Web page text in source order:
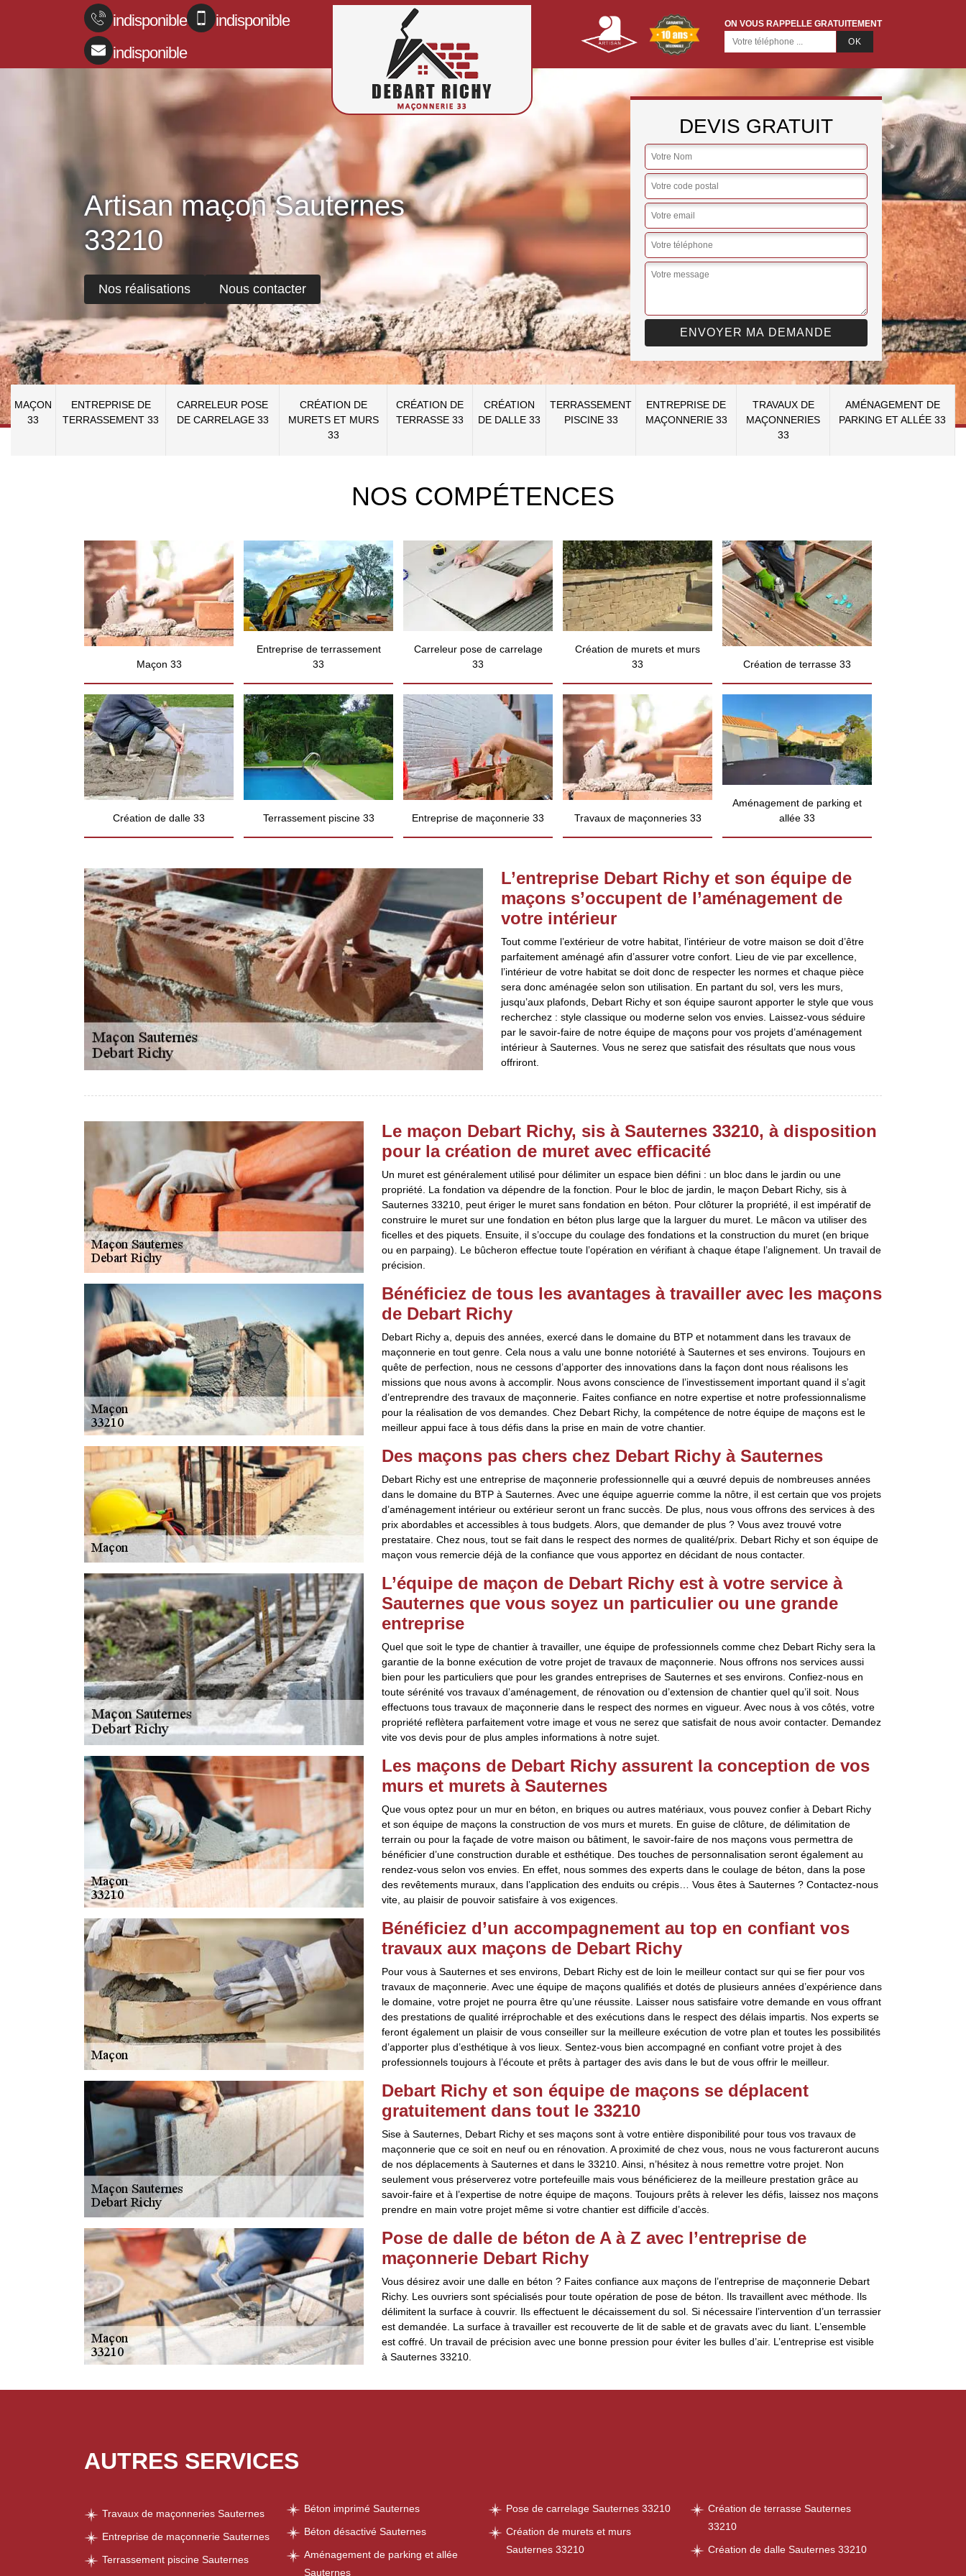
indisponible
indisponible
indisponible
ON VOUS RAPPELLE GRATUITEMENT
Artisan maçon Sauternes
33210
Nos réalisations Nous contacter
DEVIS GRATUIT
MAÇON
33
ENTREPRISE DE
TERRASSEMENT 33
CARRELEUR POSE
DE CARRELAGE 33
CRÉATION DE
MURETS ET MURS
33
CRÉATION DE
TERRASSE 33
CRÉATION
DE DALLE 33
TERRASSEMENT
PISCINE 33
ENTREPRISE DE
MAÇONNERIE 33
TRAVAUX DE
MAÇONNERIES
33
AMÉNAGEMENT DE
PARKING ET ALLÉE 33
NOS COMPÉTENCES
Maçon 33
Entreprise de terrassement
33
Carreleur pose de carrelage
33
Création de murets et murs
33
Création de terrasse 33
Création de dalle 33 Terrassement piscine 33 Entreprise de maçonnerie 33 Travaux de maçonneries 33
Aménagement de parking et
allée 33
L’entreprise Debart Richy et son équipe de
maçons s’occupent de l’aménagement de
votre intérieur
Tout comme l’extérieur de votre habitat, l’intérieur de votre maison se doit d’être
parfaitement aménagé afin d’assurer votre confort. Lieu de vie par excellence,
l’intérieur de votre habitat se doit donc de respecter les normes et chaque pièce
sera donc aménagée selon son utilisation. En partant du sol, vers les murs,
jusqu’aux plafonds, Debart Richy et son équipe sauront apporter le style que vous
recherchez : style classique ou moderne selon vos envies. Laissez-vous séduire
par le savoir-faire de notre équipe de maçons pour vos projets d’aménagement
intérieur à Sauternes. Vous ne serez que satisfait des résultats que nous vous
offriront.
Le maçon Debart Richy, sis à Sauternes 33210, à disposition
pour la création de muret avec efficacité
Un muret est généralement utilisé pour délimiter un espace bien défini : un bloc dans le jardin ou une
propriété. La fondation va dépendre de la fonction. Pour le bloc de jardin, le maçon Debart Richy, sis à
Sauternes 33210, peut ériger le muret sans fondation en béton. Pour clôturer la propriété, il est impératif de
construire le muret sur une fondation en béton plus large que la larguer du muret. Le mâcon va utiliser des
ficelles et des piquets. Ensuite, il s’occupe du coulage des fondations et la construction du muret (en brique
ou en parpaing). Le bûcheron effectue toute l’opération en vérifiant à chaque étape l’alignement. Un travail de
précision.
Bénéficiez de tous les avantages à travailler avec les maçons
de Debart Richy
Debart Richy a, depuis des années, exercé dans le domaine du BTP et notamment dans les travaux de
maçonnerie en tout genre. Cela nous a valu une bonne notoriété à Sauternes et ses environs. Toujours en
quête de perfection, nous ne cessons d’apporter des innovations dans la façon dont nous réalisons les
missions que nous avons à accomplir. Nous avons conscience de l’investissement important quand il s’agit
d’entreprendre des travaux de maçonnerie. Faites confiance en notre expertise et notre professionnalisme
pour la réalisation de vos demandes. Chez Debart Richy, la compétence de notre équipe de maçons est le
meilleur appui face à tous défis dans la prise en main de votre chantier.
Des maçons pas chers chez Debart Richy à Sauternes
Debart Richy est une entreprise de maçonnerie professionnelle qui a œuvré depuis de nombreuses années
dans le domaine du BTP à Sauternes. Avec une équipe aguerrie comme la nôtre, il est certain que vos projets
d’aménagement intérieur ou extérieur seront un franc succès. De plus, nous vous offrons des services à des
prix abordables et accessibles à tous budgets. Alors, que demander de plus ? Vous avez trouvé votre
prestataire. Chez nous, tout se fait dans le respect des normes de qualité/prix. Debart Richy et son équipe de
maçon vous remercie déjà de la confiance que vous apportez en décidant de nous contacter.
L’équipe de maçon de Debart Richy est à votre service à
Sauternes que vous soyez un particulier ou une grande
entreprise
Quel que soit le type de chantier à travailler, une équipe de professionnels comme chez Debart Richy sera la
garantie de la bonne exécution de votre projet de travaux de maçonnerie. Nous offrons nos services aussi
bien pour les particuliers que pour les grandes entreprises de Sauternes et ses environs. Confiez-nous en
toute sérénité vos travaux d’aménagement, de rénovation ou d’extension de chantier quel qu’il soit. Nous
effectuons tous travaux de maçonnerie dans le respect des normes en vigueur. Avec nous à vos côtés, votre
propriété reflètera parfaitement votre image et vous ne serez que satisfait de nous avoir contacter. Demandez
vite vos devis pour de plus amples informations à notre sujet.
Les maçons de Debart Richy assurent la conception de vos
murs et murets à Sauternes
Que vous optez pour un mur en béton, en briques ou autres matériaux, vous pouvez confier à Debart Richy
et son équipe de maçons la construction de vos murs et murets. En guise de clôture, de délimitation de
terrain ou pour la façade de votre maison ou bâtiment, le savoir-faire de nos maçons vous permettra de
bénéficier d’une construction durable et esthétique. Des touches de personnalisation seront également au
rendez-vous selon vos envies. En effet, nous sommes des experts dans le coulage de béton, dans la pose
des revêtements muraux, dans l’application des enduits ou crépis… Vous êtes à Sauternes ? Contactez-nous
vite, au plaisir de pouvoir satisfaire à vos exigences.
Bénéficiez d’un accompagnement au top en confiant vos
travaux aux maçons de Debart Richy
Pour vous à Sauternes et ses environs, Debart Richy est de loin le meilleur contact sur qui se fier pour vos
travaux de maçonnerie. Avec une équipe de maçons qualifiés et dotés de plusieurs années d’expérience dans
le domaine, votre projet ne pourra être qu’une réussite. Laisser nous satisfaire votre demande en vous offrant
des prestations de qualité irréprochable et des exécutions dans le respect des délais impartis. Nos experts se
feront également un plaisir de vous conseiller sur la meilleure exécution de votre plan et toutes les possibilités
d’apporter plus d’esthétique à vos lieux. Sentez-vous bien accompagné en confiant votre projet à des
professionnels toujours à l’écoute et prêts à partager des avis dans le but de vous offrir le meilleur.
Debart Richy et son équipe de maçons se déplacent
gratuitement dans tout le 33210
Sise à Sauternes, Debart Richy et ses maçons sont à votre entière disponibilité pour tous vos travaux de
maçonnerie que ce soit en neuf ou en rénovation. A proximité de chez vous, nous ne vous factureront aucuns
de nos déplacements à Sauternes et dans le 33210. Ainsi, n’hésitez à nous remettre votre projet. Non
seulement vous préserverez votre portefeuille mais vous bénéficierez de la meilleure prestation grâce au
savoir-faire et à l’expertise de notre équipe de maçons. Toujours prêts à relever les défis, laissez nos maçons
prendre en main votre projet même si votre chantier est difficile d’accès.
Pose de dalle de béton de A à Z avec l’entreprise de
maçonnerie Debart Richy
Vous désirez avoir une dalle en béton ? Faites confiance aux maçons de l’entreprise de maçonnerie Debart
Richy. Les ouvriers sont spécialisés pour toute opération de pose de béton. Ils travaillent avec méthode. Ils
délimitent la surface à couvrir. Ils effectuent le décaissement du sol. Si nécessaire l’intervention d’un terrassier
est demandée. La surface à travailler est recouverte de lit de sable et de gravats avec du liant. L’ensemble
est coffré. Un travail de précision avec une bonne pression pour éviter les bulles d’air. L’entreprise est visible
à Sauternes 33210.
AUTRES SERVICES
Travaux de maçonneries Sauternes
Entreprise de maçonnerie Sauternes
Terrassement piscine Sauternes
Béton imprimé Sauternes
Béton désactivé Sauternes
Aménagement de parking et allée
Sauternes
Pose de carrelage Sauternes 33210
Création de murets et murs
Sauternes 33210
Création de terrasse Sauternes
33210
Création de dalle Sauternes 33210